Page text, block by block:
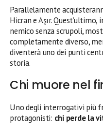
Parallelamente
Hicran e Aşır.
nemico senza scrupoli,
completamente diverso,
diventerà uno dei punti
storia.
Chi muore nel
Uno degli interrogativi più
protagonisti: chi perde la